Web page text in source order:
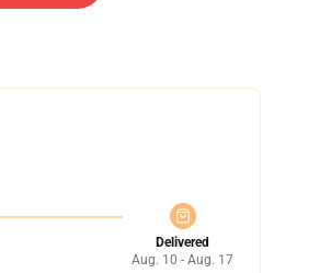
Delivered
Aug. 10 - Aug. 17